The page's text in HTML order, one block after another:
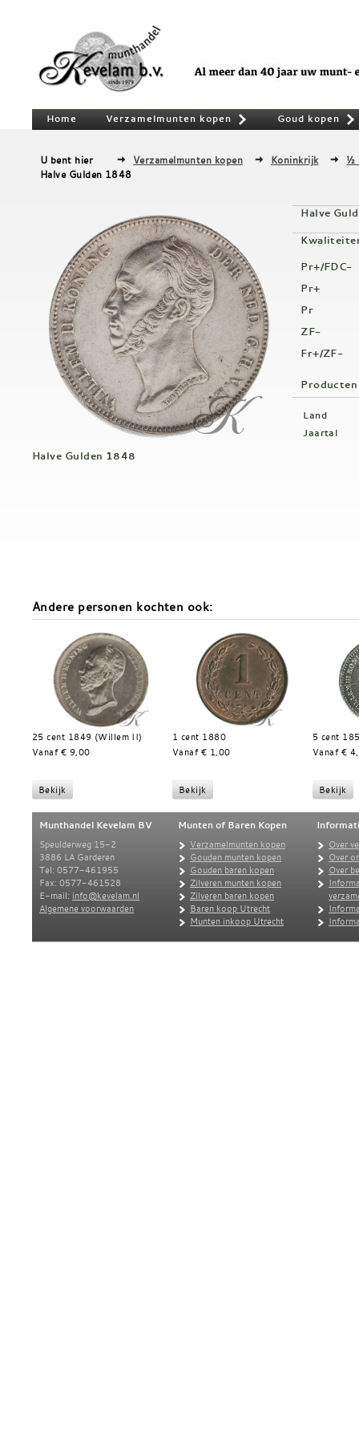
Home Verzamelmunten kopen Goud kopen
U bent hier Verzamelmunten kopen Koninkrijk
½
Halve Gulden 1848
Halve Gulden 1848
Halve
Pr+/FDC-
Pr+
Pr
ZF-
Fr+/ZF-
Land
Jaartal
Andere personen kochten ook:
25 cent 1849 (Willem II)
Vanaf € 9,00
1 cent 1880
Vanaf € 1,00
5 cent
Vanaf €
Munthandel Kevelam BV
Speulderweg 15-2
3886 LA Garderen
Tel: 0577-461955
Fax: 0577-461528
E-mail: info@kevelam.nl
Algemene voorwaarden
Munten of Baren Kopen
Verzamelmunten kopen
Gouden munten kopen
Gouden baren kopen
Zilveren munten kopen
Zilveren baren kopen
Baren koop Utrecht
Munten inkoop Utrecht
Over
Over
Over